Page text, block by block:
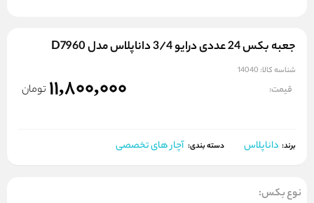
جعبه بکس 24 عددی درایو 3/4 داناپلاس مدل D7960
شناسه کالا: 14040
قیمت: 11,800,000 تومان
برند: داناپلاس دسته بندی: آچار های تخصصی
نوع بکس: